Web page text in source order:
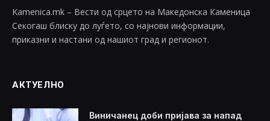
Kamenica.mk – Вести од срцето на Македонска Каменица
Секогаш блиску до луѓето, со најнови информации,
приказни и настани од нашиот град и регионот.
АКТУЕЛНО
Виничанец доби пријава за напад